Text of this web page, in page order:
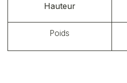
Hauteur
Poids